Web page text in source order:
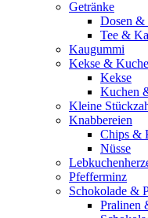
Getränke
Dosen &
Tee &
Kaugummi
Kekse &
Kekse
Kuchen
Kleine
Knabbereien
Chips &
Nüsse
Pfefferminz
Schokolade &
Pralinen